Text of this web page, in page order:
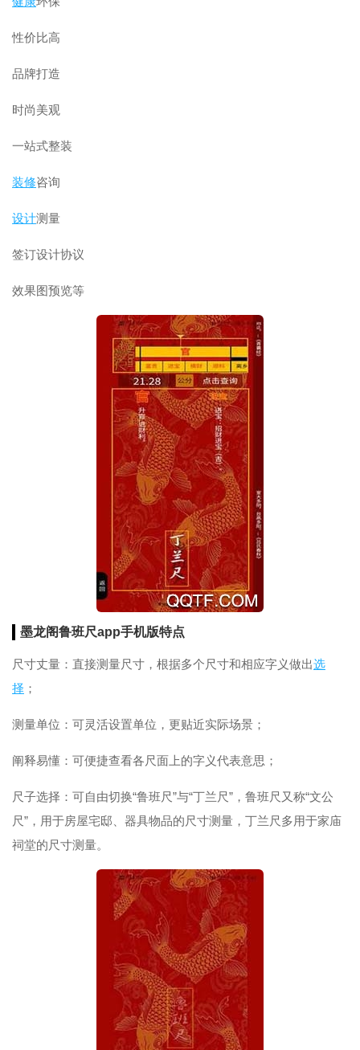
性价比高
品牌打造
时尚美观
一站式整装
装修咨询
设计测量
签订设计协议
效果图预览等
墨龙阁鲁班尺app手机版特点
尺寸丈量：直接测量尺寸，根据多个尺寸和相应字义做出选
择 ；
测量单位：可灵活设置单位，更贴近实际场景；
阐释易懂：可便捷查看各尺面上的字义代表意思；
尺子选择：可自由切换“鲁班尺”与“丁兰尺”，鲁班尺又称“文公
尺”，用于房屋宅邸、器具物品的尺寸测量，丁兰尺多用于家庙
祠堂的尺寸测量。